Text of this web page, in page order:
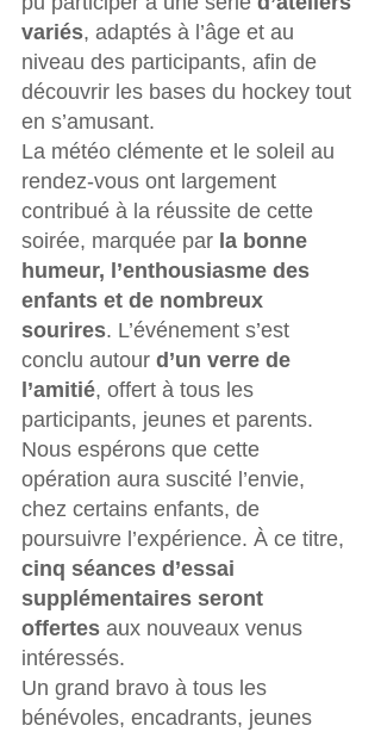
variés, adaptés à l’âge et au
niveau des participants, afin de
découvrir les bases du hockey tout
en s’amusant.
La météo clémente et le soleil au
rendez-vous ont largement
contribué à la réussite de cette
soirée, marquée par la bonne
humeur, l’enthousiasme des
enfants et de nombreux
sourires. L’événement s’est
conclu autour d’un verre de
l’amitié, offert à tous les
participants, jeunes et parents.
Nous espérons que cette
opération aura suscité l’envie,
chez certains enfants, de
poursuivre l’expérience. À ce titre,
cinq séances d’essai
supplémentaires seront
offertes aux nouveaux venus
intéressés.
Un grand bravo à tous les
bénévoles, encadrants, jeunes